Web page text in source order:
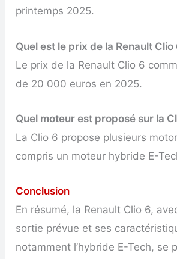
printemps 2025.
Quel est le prix de la Renault
Le prix de la Renault Clio 6
de 20 000 euros en 2025.
Quel moteur est proposé sur la
La Clio 6 propose plusieurs
compris un moteur hybride E-
Conclusion
En résumé, la Renault Clio 6,
sortie prévue et ses
notamment l’hybride E-Tech, se